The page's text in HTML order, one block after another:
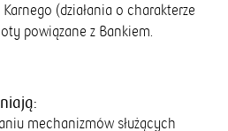
(działania o charakterze
powiązane z Bankiem.
mechanizmów służących